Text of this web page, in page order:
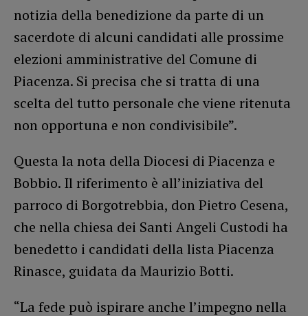
notizia della benedizione da parte di un
sacerdote di alcuni candidati alle prossime
elezioni amministrative del Comune di
Piacenza. Si precisa che si tratta di una
scelta del tutto personale che viene ritenuta
non opportuna e non condivisibile”.
Questa la nota della Diocesi di Piacenza e
Bobbio. Il riferimento è all’iniziativa del
parroco di Borgotrebbia, don Pietro Cesena,
che nella chiesa dei Santi Angeli Custodi ha
benedetto i candidati della lista Piacenza
Rinasce, guidata da Maurizio Botti.
“La fede può ispirare anche l’impegno nella